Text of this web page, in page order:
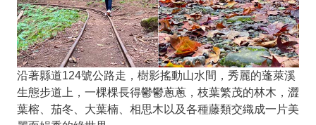
沿著縣道124號公路走，樹影搖動山水間，秀麗的蓬萊溪
生態步道上，一棵棵長得鬱鬱蔥蔥，枝葉繁茂的林木，澀
葉榕、茄冬、大葉楠、相思木以及各種藤類交織成一片美